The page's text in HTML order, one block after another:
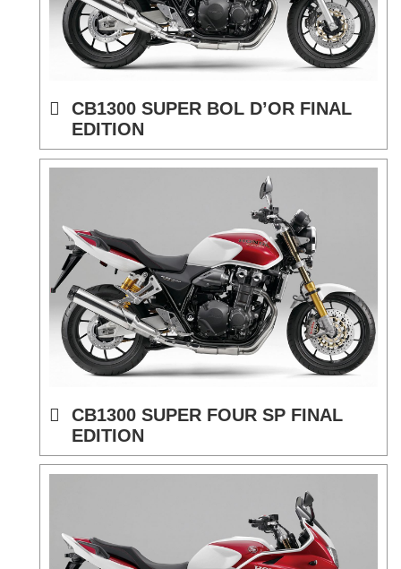
CB1300 SUPER BOL D’OR FINAL
EDITION
CB1300 SUPER FOUR SP FINAL
EDITION